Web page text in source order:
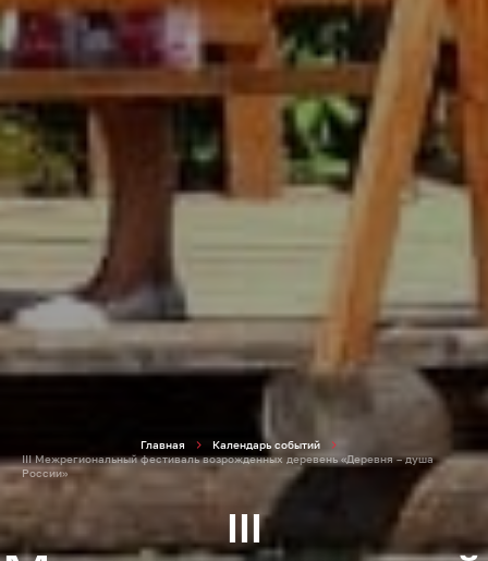
Главная
Календарь событий
III Межрегиональный фестиваль возрожденных деревень «Деревня – душа
России»
III